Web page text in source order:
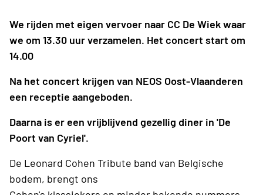
We rijden met eigen vervoer naar CC De Wiek waar
we om 13.30 uur verzamelen. Het concert start om
14.00
Na het concert krijgen van NEOS Oost-Vlaanderen
een receptie aangeboden.
Daarna is er een vrijblijvend gezellig diner in 'De
Poort van Cyriel'.
De Leonard Cohen Tribute band van Belgische
bodem, brengt ons